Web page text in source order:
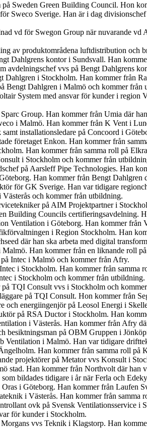
Sweden Green Building Council. Hon
Sweco Sverige. Han är i dag
vd för Swegon Group när nuvarande
av produktområdena luftdistribution och
Dahlgrens kontor i Sundsvall. Han
avdelningschef vvs på Bengt Dahlgrens
Dahlgren i Stockholm. Han kommer från
Bengt Dahlgren i Malmö och kommer från
System med ansvar för kunder i
Group. Han kommer från Umia där
i Malmö. Han kommer från K Vent i
installationsledare på Concoord i
företaget Enkon. Han kommer från
Han kommer från samma roll på
i Stockholm och kommer från
på Aarsleff Pipe Technologies. Han
Han kommer från Bengt Dahlgren
för GK Sverige. Han var tidigare
och kommer från utbildning.
på AIM Projektpartner i
Building Councils certifieringsavdelning.
Ventilation i Göteborg. Han kommer från
i Region Stockholm. Han
där han ska arbeta med digital
Han kommer från en liknande roll
Intec i Malmö och kommer från Afry.
i Stockholm. Han kommer från samma
i Stockholm och kommer från utbildning.
TQI Consult vvs i Stockholm och
på TQI Consult. Hon kommer från
och energiingenjör på Leosol Energi i
på RSA Ductor i Stockholm. Han
i Västerås. Han kommer från Afry
besiktningsman på OBM Gruppen i
Ventilation i Malmö. Han var tidigare
Han kommer från samma roll på
projektörer på Metator vvs Konsult i
stad. Han kommer från Northvolt där han
bildades tidigare i år när Ferla och
i Göteborg. Han kommer från Laufen
i Västerås. Han kommer från samma
ovk på Svensk Ventilationsservice
för kunder i Stockholm.
Morgans vvs Teknik i Klagstorp. Han